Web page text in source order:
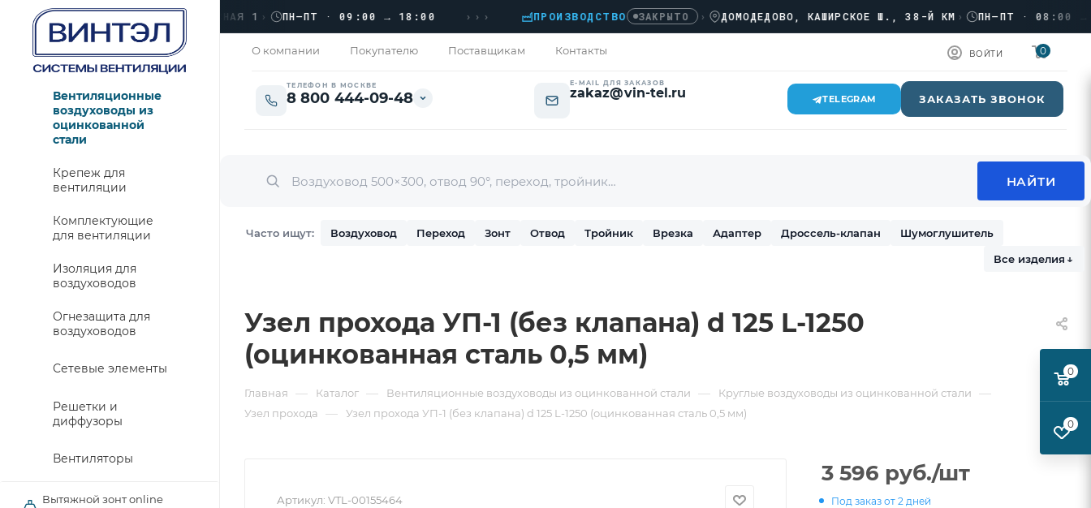
› ЛЮБЕРЦЫ, УЛ. КРАСНАЯ 1 › ПН–ПТ · 09:00 → 18:00 ››› ПРОИЗВОДСТВО ЗАКРЫТО › ДОМОДЕДОВО, КАШИРСКОЕ Ш., 38-Й КМ› ПН–ПТ · 08:00 →
О компании Покупателю Поставщикам Контакты ВОЙТИ 0
ТЕЛЕФОН В МОСКВЕ
8 800 444-09-48
E-MAIL ДЛЯ ЗАКАЗОВ
zakaz@vin-tel.ru TELEGRAM ЗАКАЗАТЬ ЗВОНОК
Часто ищут: Воздуховод Переход Зонт Отвод Тройник Врезка Адаптер Дроссель-клапан
Шумоглушитель
Все изделия ↓
Вентиляционные
воздуховоды из
оцинкованной
стали
Крепеж для
вентиляции
Комплектующие
для вентиляции
Изоляция для
воздуховодов
Огнезащита для
воздуховодов
Сетевые элементы
Решетки и
диффузоры
Вентиляторы
Вытяжной зонт online
Узел прохода УП-1 (без клапана) d 125 L-1250
(оцинкованная сталь 0,5 мм)
Главная — Каталог — Вентиляционные воздуховоды из оцинкованной стали — Круглые воздуховоды из оцинкованной стали —
Узел прохода — Узел прохода УП-1 (без клапана) d 125 L-1250 (оцинкованная сталь 0,5 мм)
Артикул: VTL-00155464
3 596 руб./шт
Под заказ от 2 дней
0
0